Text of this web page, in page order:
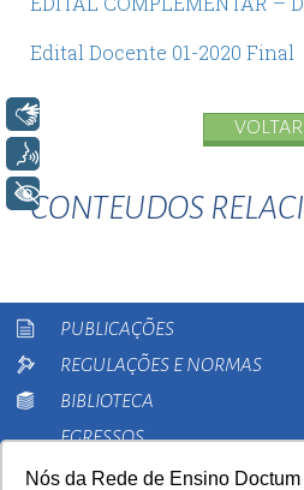
Nós da Rede de Ensino
Edital Docente 01-2020 Final
VOLTAR
CONTEUDOS
PUBLICAÇÕES
REGULAÇÕES E NORMAS
BIBLIOTECA
EGRESSOS
PESQUISA
+ Acessibilidade